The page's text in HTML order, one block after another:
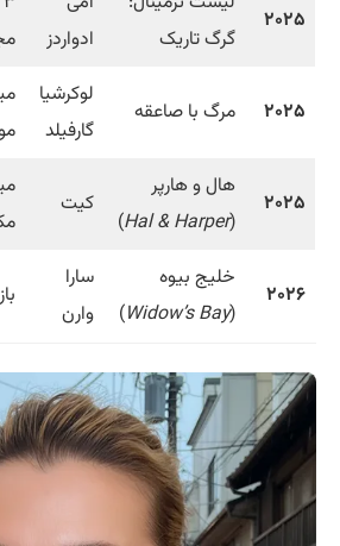
۲۰۲۵
گرگ تاریک
ادواردز
۲۰۲۵ مرگ با صاعقه
لوکرشیا
گارفیلد
۲۰۲۵
هال و هارپر
(
Hal & Harper
)
کیت
۲۰۲۶
خلیج بیوه
(
Widow’s Bay
)
سارا
وارن